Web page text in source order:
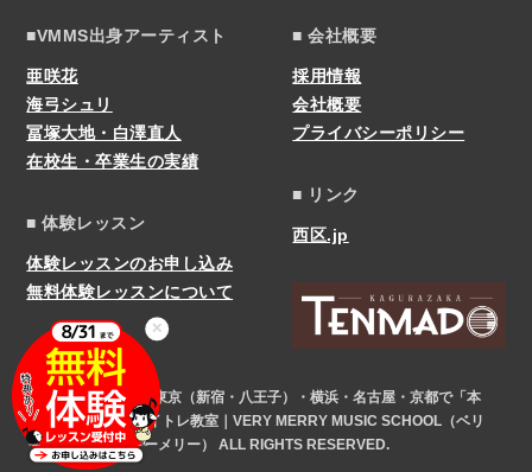
■VMMS出身アーティスト
亜咲花
海弓シュリ
冨塚大地・白澤直人
在校生・卒業生の実績
■ 体験レッスン
体験レッスンのお申し込み
無料体験レッスンについて
■ 会社概要
採用情報
会社概要
プライバシーポリシー
■ リンク
西区.jp
COPYRIGHT © 東京（新宿・八王子）・横浜・名古屋・京都で「本
気」になれるボイトレ教室｜VERY MERRY MUSIC SCHOOL（ベリ
ーメリー） ALL RIGHTS RESERVED.
✕